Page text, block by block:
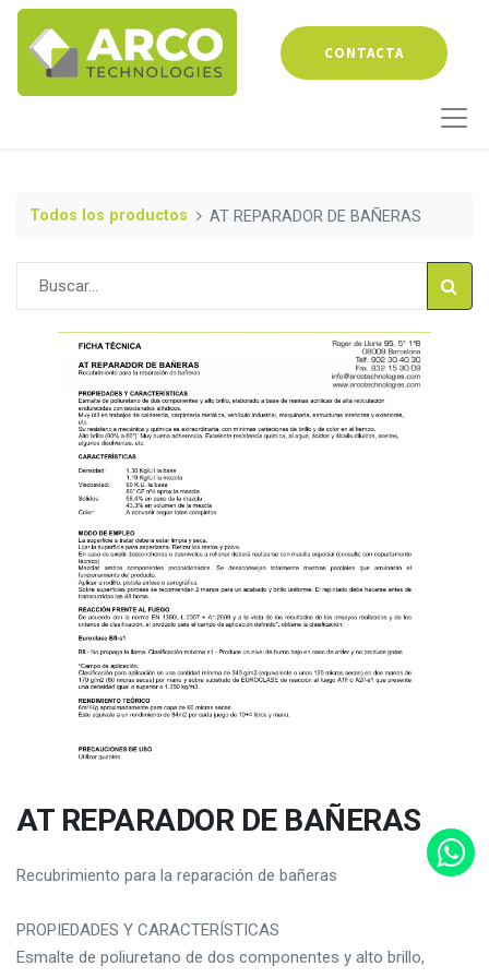
CONTACTA
Todos los productos AT REPARADOR DE BAÑERAS
AT REPARADOR DE BAÑERAS
Recubrimiento para la reparación de bañeras
PROPIEDADES Y CARACTERÍSTICAS
Esmalte de poliuretano de dos componentes y alto brillo,